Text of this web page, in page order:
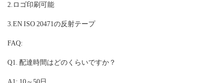
2.ロゴ印刷可能
3.EN ISO 20471の反射テープ
FAQ:
Q1. 配達時間はどのくらいですか？